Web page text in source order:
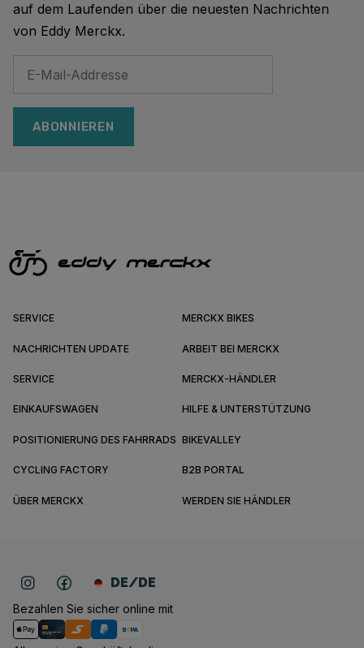
auf dem Laufenden über die neuesten Nachrichten
von Eddy Merckx.
ABONNIEREN
SERVICE MERCKX BIKES
NACHRICHTEN UPDATE ARBEIT BEI MERCKX
SERVICE MERCKX-HÄNDLER
EINKAUFSWAGEN HILFE & UNTERSTÜTZUNG
POSITIONIERUNG DES FAHRRADS BIKEVALLEY
CYCLING FACTORY B2B PORTAL
ÜBER MERCKX WERDEN SIE HÄNDLER
Bezahlen Sie sicher online mit
DE/DE